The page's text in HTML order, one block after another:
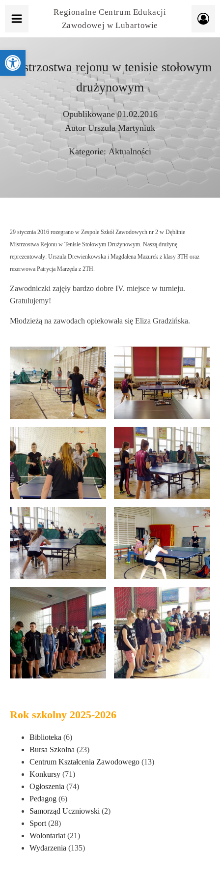
Regionalne Centrum Edukacji
Zawodowej w Lubartowie
Mistrzostwa rejonu w tenisie stołowym
drużynowym
Opublikowane01.02.2016
AutorUrszula Martyniuk
Kategorie: Aktualności
Rok szkolny 2025-2026
Biblioteka (6)
Bursa Szkolna (23)
Centrum Kształcenia Zawodowego (13)
Konkursy (71)
Ogłoszenia (74)
Pedagog (6)
Samorząd Uczniowski (2)
Sport (28)
Wolontariat (21)
Wydarzenia (135)
29 stycznia 2016 rozegrano w Zespole Szkół Zawodowych nr 2 w Dęblinie
Mistrzostwa Rejonu w Tenisie Stołowym Drużynowym. Naszą drużynę
reprezentowały: Urszula Drewienkowska i Magdalena Mazurek z klasy 3TH oraz
rezerwowa Patrycja Marzęda z 2TH.
Zawodniczki zajęły bardzo dobre IV. miejsce w turnieju.
Gratulujemy!
Młodzieżą na zawodach opiekowała się Eliza Gradzińska.
Otwórz pasek narzędzi